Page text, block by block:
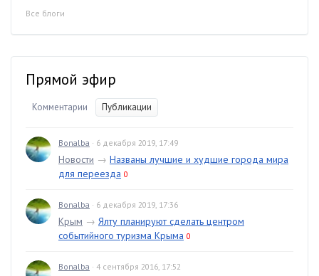
Все блоги
Прямой эфир
Комментарии Публикации
Bonalba · 6 декабря 2019, 17:49
Новости → Названы лучшие и худшие города мира
для переезда 0
Bonalba · 6 декабря 2019, 17:36
Крым → Ялту планируют сделать центром
событийного туризма Крыма 0
Bonalba · 4 сентября 2016, 17:52